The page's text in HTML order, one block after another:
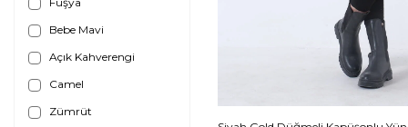
Bebe Mavi
Açık Kahverengi
Camel
Zümrüt